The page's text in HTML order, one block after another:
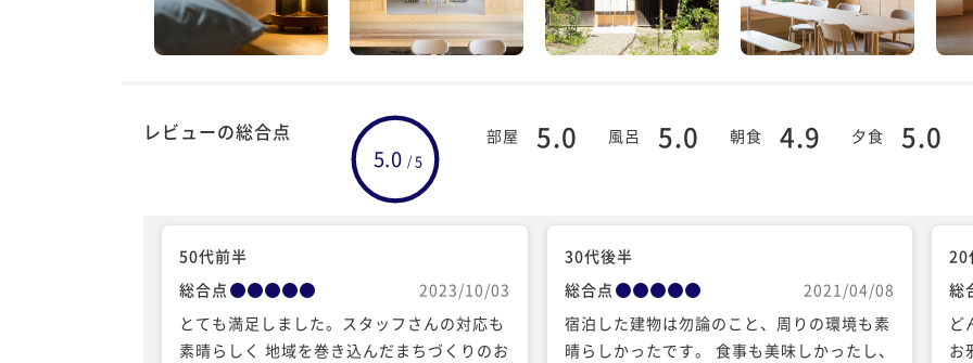
レビューの総合点
5.0 /5
部屋 5.0 風呂 5.0 朝食 4.9 夕食 5.0
50代前半
総合点
2023/10/03
とても満足しました。スタッフさんの対応も
素晴らしく 地域を巻き込んだまちづくりのお
30代後半
総合点
2021/04/08
宿泊した建物は勿論のこと、周りの環境も素
晴らしかったです。 食事も美味しかったし、
20
総
ど
お